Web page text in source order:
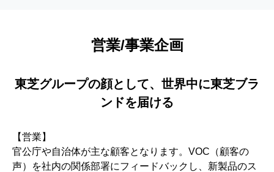
営業/事業企画
東芝グループの顔として、世界中に東芝ブラ
ンドを届ける
【営業】
官公庁や自治体が主な顧客となります。VOC（顧客の
声）を社内の関係部署にフィードバックし、新製品のス